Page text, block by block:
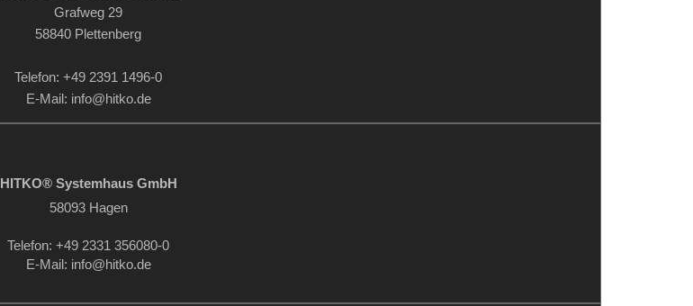
Grafweg 29
58840 Plettenberg
Telefon: +49 2391 1496-0
E-Mail: info@hitko.de
HITKO® Systemhaus GmbH
58093 Hagen
Telefon: +49 2331 356080-0
E-Mail: info@hitko.de